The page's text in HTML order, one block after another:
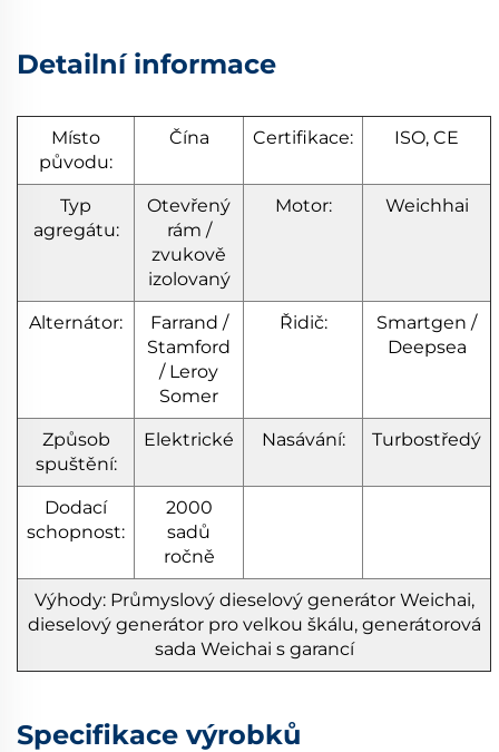
Detailní informace
Místo
původu:
Čína Certifikace: ISO, CE
Typ
agregátu:
Otevřený
rám /
zvukově
izolovaný
Motor: Weichhai
Alternátor:
Farrand /
Stamford
/ Leroy
Somer
Řidič:
Smartgen /
Deepsea
Způsob
spuštění:
Elektrické Nasávání: Turbostředý
Dodací
schopnost:
2000
sadů
ročně
Výhody: Průmyslový dieselový generátor Weichai,
dieselový generátor pro velkou škálu, generátorová
sada Weichai s garancí
Specifikace výrobků